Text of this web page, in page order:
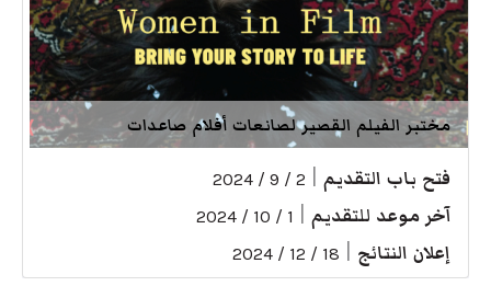
مختبر الفيلم القصير لصانعات أفلام صاعدات
فتح باب التقديم 2 / 9 / 2024
آخر موعد للتقديم 1 / 10 / 2024
إعلان النتائج 18 / 12 / 2024